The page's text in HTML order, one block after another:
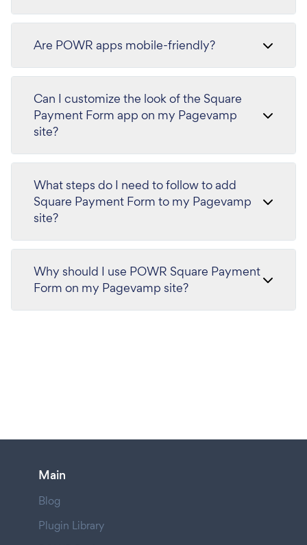
Are POWR apps mobile-friendly?
Can I customize the look of the Square
Payment Form app on my Pagevamp
site?
What steps do I need to follow to add
Square Payment Form to my Pagevamp
site?
Why should I use POWR Square Payment
Form on my Pagevamp site?
Main
Blog
Plugin Library